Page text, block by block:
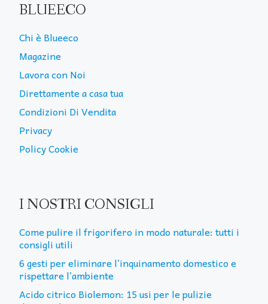
BLUEECO
Chi è Blueeco
Magazine
Lavora con Noi
Direttamente a casa tua
Condizioni Di Vendita
Privacy
Policy Cookie
I NOSTRI CONSIGLI
Come pulire il frigorifero in modo naturale: tutti i
consigli utili
6 gesti per eliminare l’inquinamento domestico e
rispettare l’ambiente
Acido citrico Biolemon: 15 usi per le pulizie